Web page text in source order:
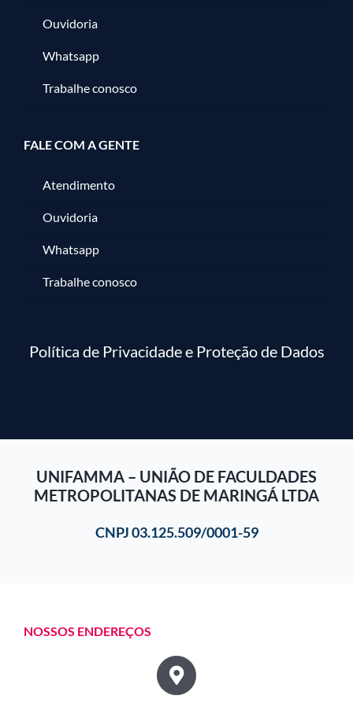
Ouvidoria
Whatsapp
Trabalhe conosco
FALE COM A GENTE
Atendimento
Ouvidoria
Whatsapp
Trabalhe conosco
Política de Privacidade e Proteção de Dados
UNIFAMMA – UNIÃO DE FACULDADES
METROPOLITANAS DE MARINGÁ LTDA
CNPJ 03.125.509/0001-59
NOSSOS ENDEREÇOS